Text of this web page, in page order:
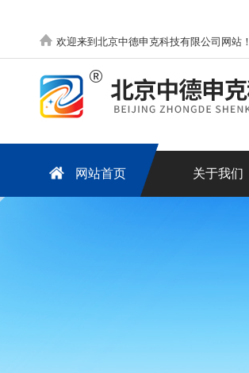
欢迎来到北京中德申克科技有限公司网站！
网站首页 关于我们